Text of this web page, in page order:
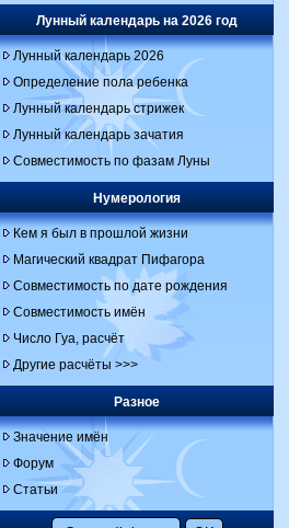
Лунный календарь на 2026 год
Лунный календарь 2026
Определение пола ребенка
Лунный календарь стрижек
Лунный календарь зачатия
Совместимость по фазам Луны
Нумерология
Кем я был в прошлой жизни
Магический квадрат Пифагора
Совместимость по дате рождения
Совместимость имён
Число Гуа, расчёт
Другие расчёты >>>
Разное
Значение имён
Форум
Статьи